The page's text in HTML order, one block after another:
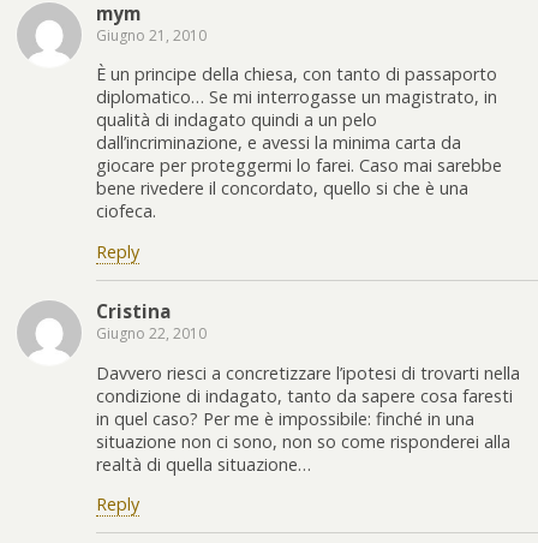
mym
Giugno 21, 2010
È un principe della chiesa, con tanto di passaporto
diplomatico… Se mi interrogasse un magistrato, in
qualità di indagato quindi a un pelo
dall’incriminazione, e avessi la minima carta da
giocare per proteggermi lo farei. Caso mai sarebbe
bene rivedere il concordato, quello si che è una
ciofeca.
Reply
Cristina
Giugno 22, 2010
Davvero riesci a concretizzare l’ipotesi di trovarti nella
condizione di indagato, tanto da sapere cosa faresti
in quel caso? Per me è impossibile: finché in una
situazione non ci sono, non so come risponderei alla
realtà di quella situazione…
Reply